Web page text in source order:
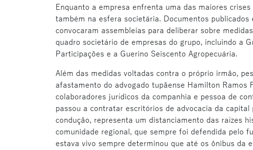
Enquanto a empresa enfrenta uma das maiores
também na esfera societária. Documentos
convocaram assembleias para deliberar sobre
quadro societário de empresas do grupo, incluindo a
Participações e a Guerino Seiscento Agropecuária.
Além das medidas voltadas contra o próprio irmão,
afastamento do advogado tupãense Hamilton Ramos
colaboradores jurídicos da companhia e pessoa de
passou a contratar escritórios de advocacia da
condução, representa um distanciamento das raízes
comunidade regional, que sempre foi defendida pelo
estava vivo sempre determinou que até os ônibus da